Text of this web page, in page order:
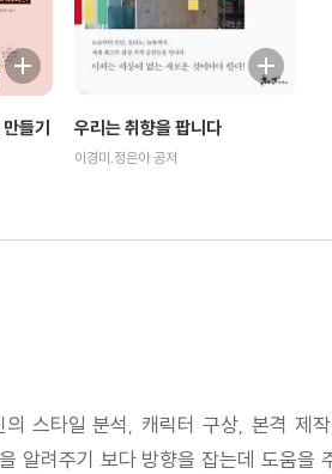
들기 우리는 취향을 팝니다
이경미,정은아 공저
스타일 분석, 캐릭터 구상, 본격
려주기 보다 방향을 잡는데 도움을